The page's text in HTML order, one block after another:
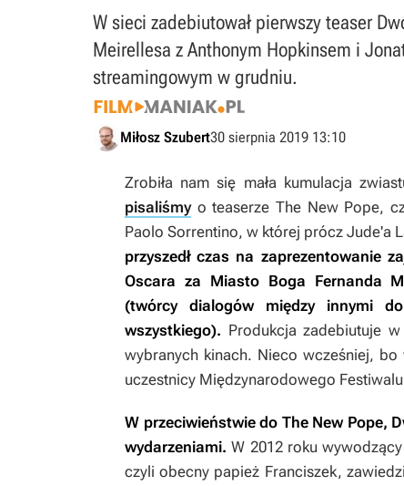
W sieci zadebiutował pierwszy teaser
Meirellesa z Anthonym Hopkinsem i
streamingowym w grudniu.
Miłosz Szubert30 sierpnia 2019 13:10
Zrobiła nam się mała kumulacja
pisaliśmyo teaserze The New Pope,
Paolo Sorrentino, w której prócz Jude'a
przyszedł czas na zaprezentowanie
Oscara za Miasto Boga Fernanda
(twórcy dialogów między innymi
wszystkiego). Produkcja zadebiutuje
wybranych kinach. Nieco wcześniej,
uczestnicy Międzynarodowego
W przeciwieństwie do The New Pope,
wydarzeniami. W 2012 roku
czyli obecny papież Franciszek,